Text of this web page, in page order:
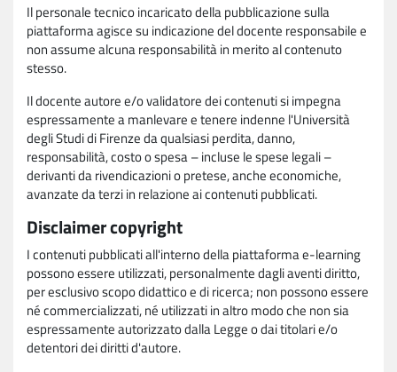
Il personale tecnico incaricato della pubblicazione sulla
piattaforma agisce su indicazione del docente responsabile e
non assume alcuna responsabilità in merito al contenuto
stesso.
Il docente autore e/o validatore dei contenuti si impegna
espressamente a manlevare e tenere indenne l'Università
degli Studi di Firenze da qualsiasi perdita, danno,
responsabilità, costo o spesa – incluse le spese legali –
derivanti da rivendicazioni o pretese, anche economiche,
avanzate da terzi in relazione ai contenuti pubblicati.
Disclaimer copyright
I contenuti pubblicati all'interno della piattaforma e-learning
possono essere utilizzati, personalmente dagli aventi diritto,
per esclusivo scopo didattico e di ricerca; non possono essere
né commercializzati, né utilizzati in altro modo che non sia
espressamente autorizzato dalla Legge o dai titolari e/o
detentori dei diritti d'autore.